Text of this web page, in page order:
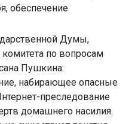
обеспечение
Думы,
комитета по вопросам
Пушкина:
набирающее опасные
преследование
домашнего насилия.